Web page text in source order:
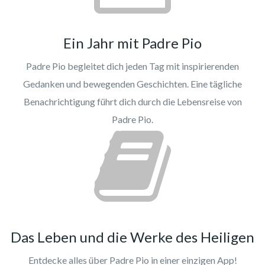
Ein Jahr mit Padre Pio
Padre Pio begleitet dich jeden Tag mit inspirierenden
Gedanken und bewegenden Geschichten. Eine tägliche
Benachrichtigung führt dich durch die Lebensreise von
Padre Pio.
Das Leben und die Werke des Heiligen
Entdecke alles über Padre Pio in einer einzigen App!